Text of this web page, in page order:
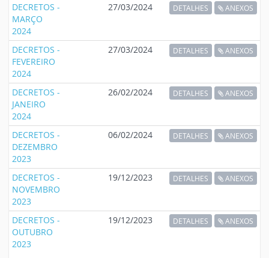
DECRETOS -
MARÇO
2024
27/03/2024 DETALHES ANEXOS
DECRETOS -
FEVEREIRO
2024
27/03/2024 DETALHES ANEXOS
DECRETOS -
JANEIRO
2024
26/02/2024 DETALHES ANEXOS
DECRETOS -
DEZEMBRO
2023
06/02/2024 DETALHES ANEXOS
DECRETOS -
NOVEMBRO
2023
19/12/2023 DETALHES ANEXOS
DECRETOS -
OUTUBRO
2023
19/12/2023 DETALHES ANEXOS